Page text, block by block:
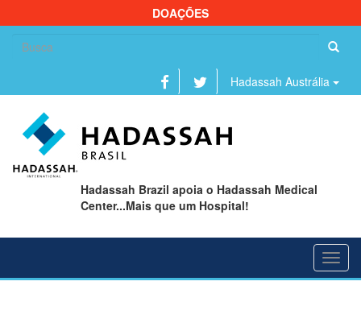
DOAÇÕES
Hadassah Austrália
Hadassah Brazil apoia o Hadassah Medical
Center...Mais que um Hospital!